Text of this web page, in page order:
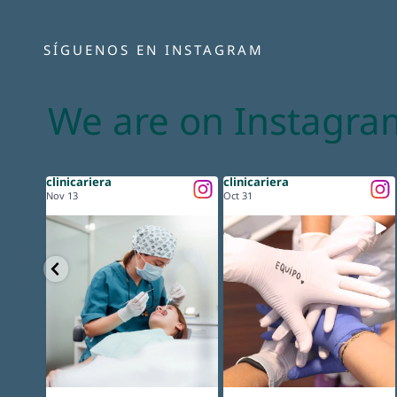
SÍGUENOS EN INSTAGRAM
We are on
clinicariera
Nov 13
clinicariera
Oct 31